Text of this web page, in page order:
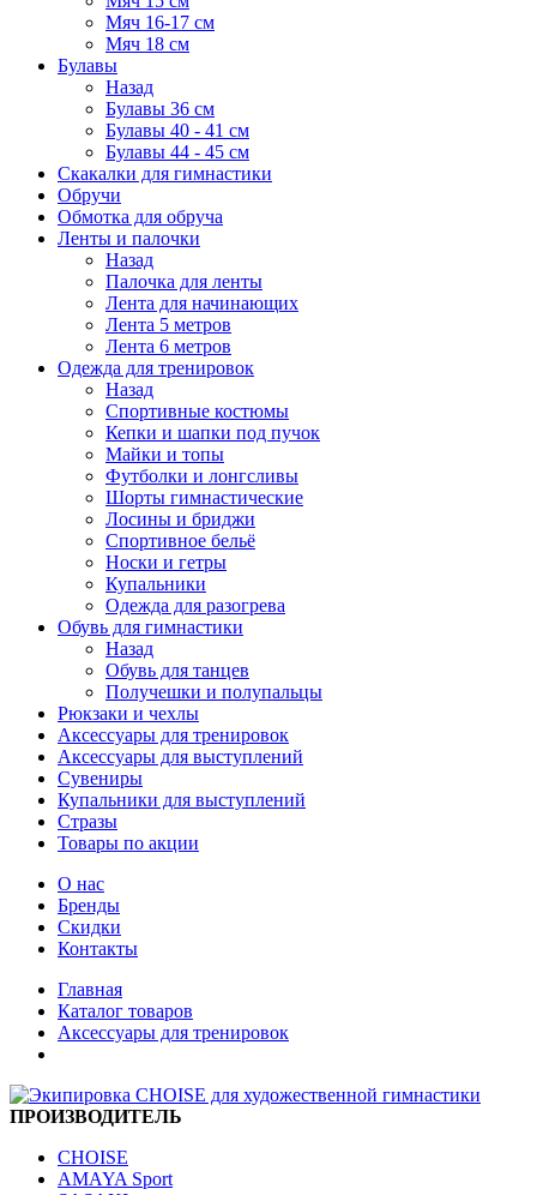
Мяч 16-17 см
Мяч 18 см
Булавы
Назад
Булавы 36 см
Булавы 40 - 41 см
Булавы 44 - 45 см
Скакалки для гимнастики
Обручи
Обмотка для обруча
Ленты и палочки
Назад
Палочка для ленты
Лента для начинающих
Лента 5 метров
Лента 6 метров
Одежда для тренировок
Назад
Спортивные костюмы
Кепки и шапки под пучок
Майки и топы
Футболки и лонгсливы
Шорты гимнастические
Лосины и бриджи
Спортивное бельё
Носки и гетры
Купальники
Одежда для разогрева
Обувь для гимнастики
Назад
Обувь для танцев
Получешки и полупальцы
Рюкзаки и чехлы
Аксессуары для тренировок
Аксессуары для выступлений
Сувениры
Купальники для выступлений
Стразы
Товары по акции
О нас
Бренды
Скидки
Контакты
Главная
Каталог товаров
Аксессуары для тренировок
ПРОИЗВОДИТЕЛЬ
CHOISE
AMAYA Sport